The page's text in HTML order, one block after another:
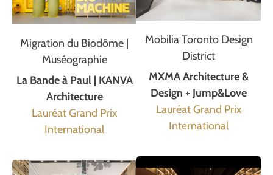
Migration du Biodôme |
Muséographie
La Bande à Paul | KANVA
Architecture
Lauréat Grand Prix
International
Mobilia Toronto Design
District
MXMA Architecture &
Design + Jump&Love
Lauréat Grand Prix
International